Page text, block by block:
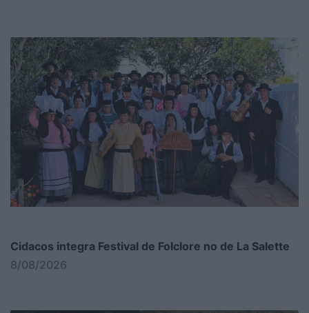
Cidacos integra Festival de Folclore no de La Salette
8/08/2026